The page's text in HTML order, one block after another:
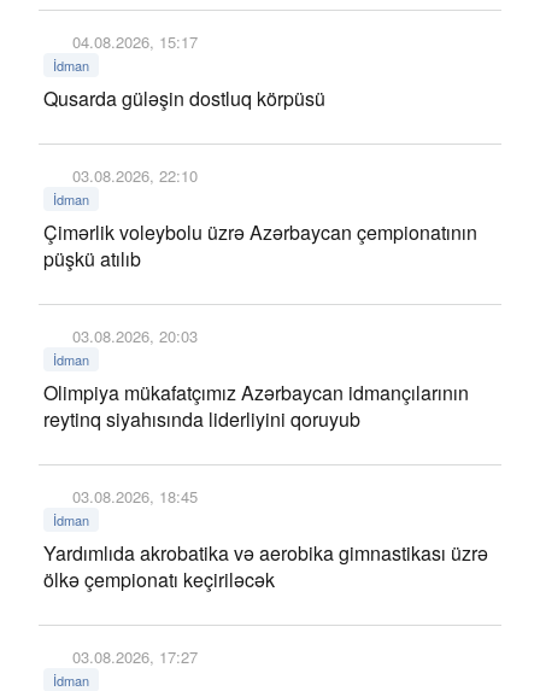
04.08.2026, 15:17
İdman
Qusarda güləşin dostluq körpüsü
03.08.2026, 22:10
İdman
Çimərlik voleybolu üzrə Azərbaycan çempionatının
püşkü atılıb
03.08.2026, 20:03
İdman
Olimpiya mükafatçımız Azərbaycan idmançılarının
reytinq siyahısında liderliyini qoruyub
03.08.2026, 18:45
İdman
Yardımlıda akrobatika və aerobika gimnastikası üzrə
ölkə çempionatı keçiriləcək
03.08.2026, 17:27
İdman